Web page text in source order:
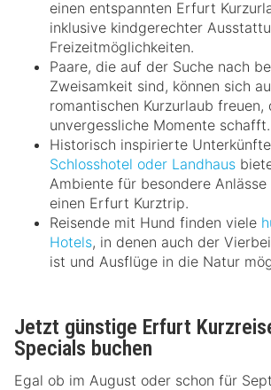
einen entspannten Erfurt
inklusive kindgerechter
Freizeitmöglichkeiten.
Paare, die auf der Suche nach
Zweisamkeit sind, können sich
romantischen Kurzurlaub freuen,
unvergessliche Momente schafft.
Historisch inspirierte
Schlosshotel oder Landhaus
Ambiente für besondere
einen Erfurt Kurztrip.
Reisende mit Hund finden viele
Hotels, in denen auch der
ist und Ausflüge in die Natur
Jetzt günstige Erfurt
Specials buchen
Egal ob im August oder schon für